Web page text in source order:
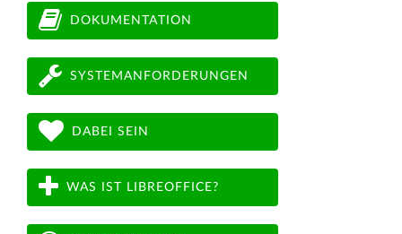
DOKUMENTATION
SYSTEMANFORDERUNGEN
DABEI SEIN
WAS IST LIBREOFFICE?